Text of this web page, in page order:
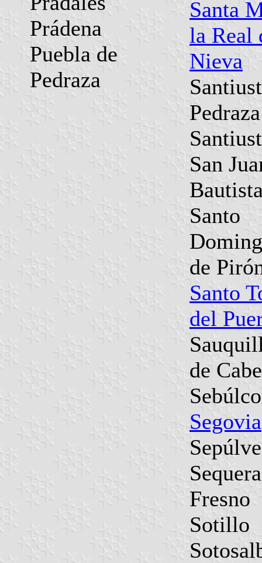
Prádena
Puebla de
Pedraza
Santa
la Real
Nieva
Pedraza
San
Santo
de
Santo
del
de
Segovia
Fresno
Sotillo